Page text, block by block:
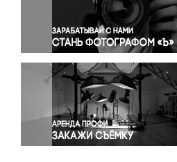
Правосудие
Происшествия и конфликты
Религия
Светская жизнь
Спорт
Экология
Экономика и бизнес